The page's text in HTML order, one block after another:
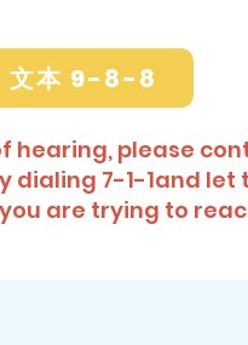
文本 9-8-8
hearing, please
dialing 7-1-1and
are trying to